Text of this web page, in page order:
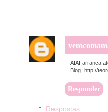
AIAI arranca
Blog: http://
Responder
Respostas